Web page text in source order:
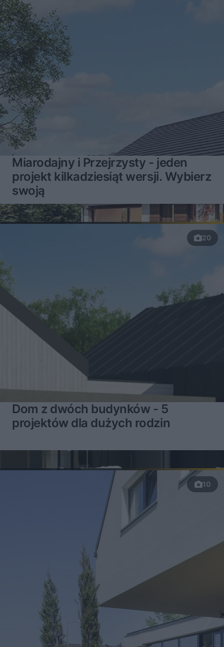
Miarodajny i Przejrzysty - jeden
projekt kilkadziesiąt wersji. Wybierz
swoją
20
Dom z dwóch budynków - 5
projektów dla dużych rodzin
10